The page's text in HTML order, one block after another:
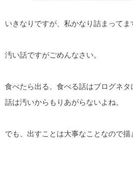
いきなりですが、私かなり詰まってま
汚い話ですがごめんなさい。
食べたら出る。食べる話はブログネ
話は汚いからもりあがらないよね。
でも、出すことは大事なことなので描